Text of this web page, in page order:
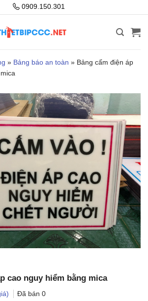
0909.150.301
» Bảng báo an toàn » Bảng cấm điện áp
cao nguy hiểm bằng mica
Đã bán 0